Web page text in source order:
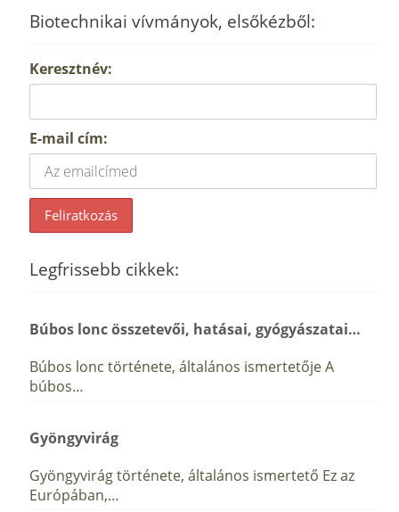
Biotechnikai vívmányok, elsőkézből:
Keresztnév:
E-mail cím:
Legfrissebb cikkek:
Búbos lonc összetevői, hatásai, gyógyászatai…
Búbos lonc története, általános ismertetője A
búbos…
Gyöngyvirág
Gyöngyvirág története, általános ismertető Ez az
Európában,…